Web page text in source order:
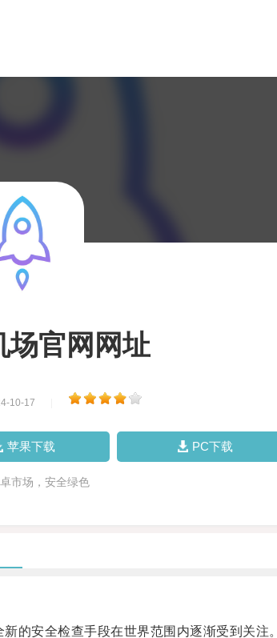
官网网址
10-17
苹果下载 PC下载
市场，安全绿色
安全检查手段在世界范围内逐渐受到关注。